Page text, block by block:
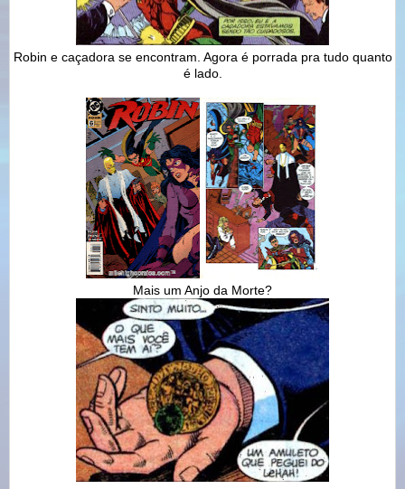
Robin e caçadora se encontram. Agora é porrada pra tudo quanto
é lado.
Mais um Anjo da Morte?